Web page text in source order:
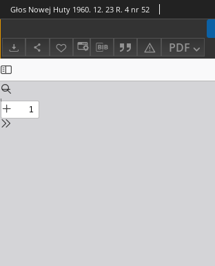
PDF
Głos Nowej Huty 1960. 12. 23 R. 4 nr 52